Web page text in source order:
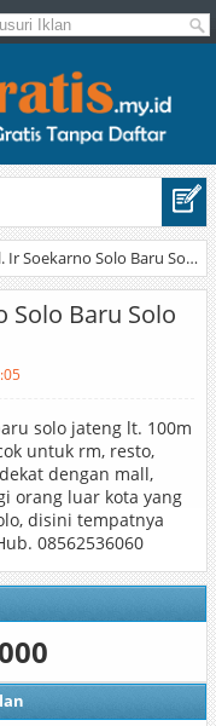
Solo Baru Solo Jateng
Solo Baru Solo
solo jateng lt. 100m
untuk rm, resto,
dengan mall,
orang luar kota yang
disini tempatnya
08562536060